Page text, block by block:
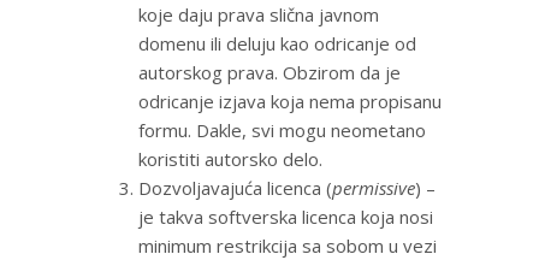
koje daju prava slična javnom
domenu ili deluju kao odricanje od
autorskog prava. Obzirom da je
odricanje izjava koja nema propisanu
formu. Dakle, svi mogu neometano
koristiti autorsko delo.
Dozvoljavajuća licenca (permissive) –
je takva softverska licenca koja nosi
minimum restrikcija sa sobom u vezi